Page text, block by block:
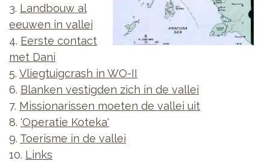
3. Landbouw al
eeuwen in vallei
4. Eerste contact
met Dani
5. Vliegtuigcrash in WO-II
6. Blanken vestigden zich in de vallei
7. Missionarissen moeten de vallei uit
8. 'Operatie Koteka'
9. Toerisme in de vallei
10. Links